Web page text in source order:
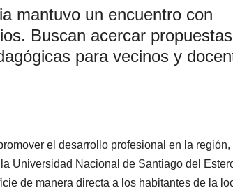
mantuvo un encuentro con
Buscan acercar
para vecinos y
el desarrollo profesional en la región,
Universidad Nacional de Santiago del
de manera directa a los habitantes de la